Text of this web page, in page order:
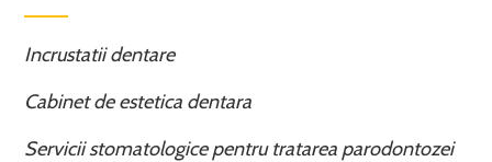
Incrustatii dentare
Cabinet de estetica dentara
Servicii stomatologice pentru tratarea parodontozei